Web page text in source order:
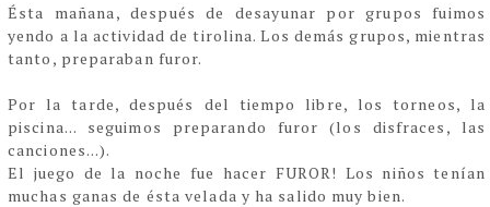
Ésta mañana, después de desayunar por grupos fuimos
yendo a la actividad de tirolina. Los demás grupos, mientras
tanto, preparaban furor.
Por la tarde, después del tiempo libre, los torneos, la
piscina... seguimos preparando furor (los disfraces, las
canciones...).
El juego de la noche fue hacer FUROR! Los niños tenían
muchas ganas de ésta velada y ha salido muy bien.